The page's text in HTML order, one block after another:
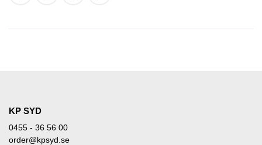
KP SYD
0455 - 36 56 00
order@kpsyd.se